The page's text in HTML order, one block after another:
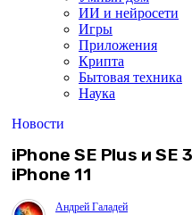
ИИ и нейросети
Игры
Приложения
Крипта
Бытовая техника
Наука
Новости
iPhone SE Plus и SE
iPhone 11
Андрей Галадей